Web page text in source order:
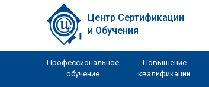
Центр Сертификации
и Обучения
Профессиональное
обучение
Повышение
квалификации